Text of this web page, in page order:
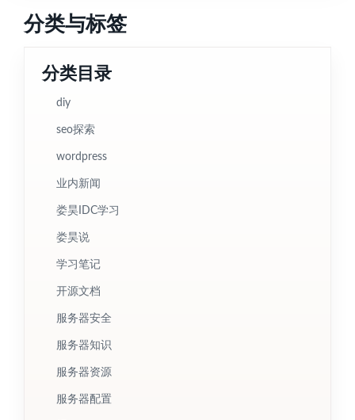
分类与标签
分类目录
diy
seo探索
wordpress
业内新闻
娄昊IDC学习
娄昊说
学习笔记
开源文档
服务器安全
服务器知识
服务器资源
服务器配置